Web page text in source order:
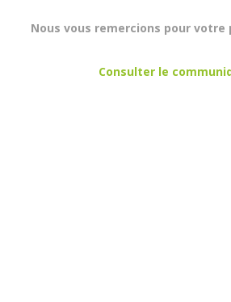
Nous vous remercions pour
Consulter le